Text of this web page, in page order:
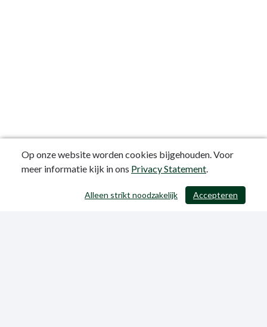
/ 371
Op onze website worden cookies bijgehouden. Voor
meer informatie kijk in ons Privacy Statement.
Accepteren
Alleen strikt noodzakelijk